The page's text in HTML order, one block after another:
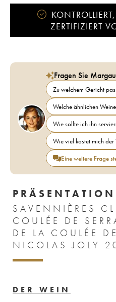
ZERTIFIZIERT
Fragen Sie
Zu welchem Gericht
Welche ähnlichen
Wie sollte ich ihn
Wie viel kostet mich der
Eine weitere Frage
PRÄSENTATION
SAVENNIÈRES
COULÉE DE
DE LA COULÉE
NICOLAS JOLY
DER WEIN